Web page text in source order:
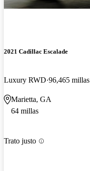
2021 Cadillac Escalade
Luxury RWD 96,465 millas
Marietta, GA
64 millas
Trato justo